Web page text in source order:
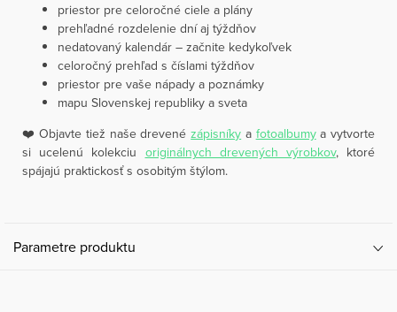
priestor pre celoročné ciele a plány
prehľadné rozdelenie dní aj týždňov
nedatovaný kalendár – začnite kedykoľvek
celoročný prehľad s číslami týždňov
priestor pre vaše nápady a poznámky
mapu Slovenskej republiky a sveta
❤️ Objavte tiež naše drevenézápisníky a fotoalbumya vytvorte
si ucelenú kolekciu originálnych drevených výrobkov, ktoré
spájajú praktickosť s osobitým štýlom.
Parametre produktu